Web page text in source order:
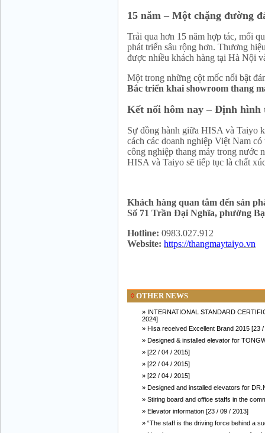
15 năm – Một chặng đường
Trải qua hơn 15 năm hợp tác, mối
phát triển sâu rộng hơn. Thương
được nhiều khách hàng tại Hà Nội
Một trong những cột mốc nổi bật
Bắc triển khai showroom thang
Kết nối hôm nay – Định hình
Sự đồng hành giữa HISA và Taiyo
cách các doanh nghiệp Việt Nam
công nghiệp thang máy trong nước
HISA và Taiyo sẽ tiếp tục là chất
Khách hàng quan tâm đến sản
Số 71 Trần Đại Nghĩa, phường
Hotline: 0983.027.912
Website: https://thangmaytaiyo.vn
◊ OTHER NEWS
» INTERNATIONAL STANDARD
2024]
» Hisa received Excellent Brand 2015 [23 /
» Designed & installed elevator for
» [22 / 04 / 2015]
» [22 / 04 / 2015]
» [22 / 04 / 2015]
» Designed and installed elevators for
» Stiring board and office staffs in the
» Elevator information [23 / 09 / 2013]
» “The staff is the driving force behind a